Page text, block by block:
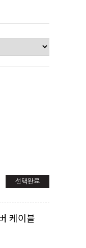
선택완료
케이블